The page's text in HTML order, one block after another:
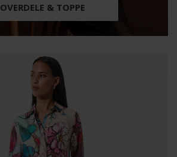
OVERDELE & TOPPE